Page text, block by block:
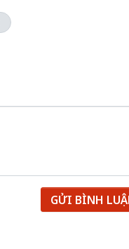
GỬI BÌNH